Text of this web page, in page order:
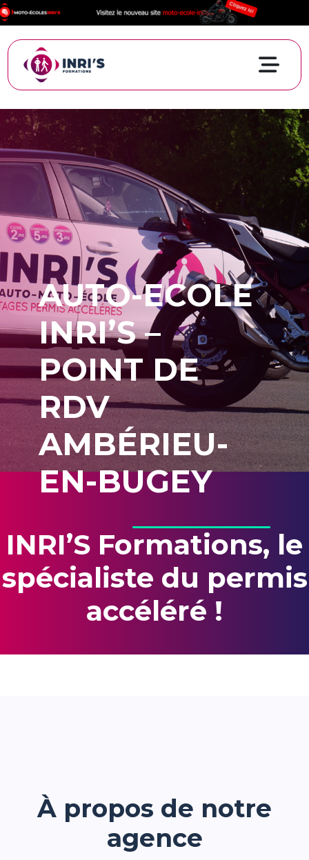
AUTO-ECOLE
INRI’S –
POINT DE
RDV
AMBÉRIEU-
EN-BUGEY
INRI’S Formations, le
spécialiste du permis
accéléré !
À propos de notre
agence